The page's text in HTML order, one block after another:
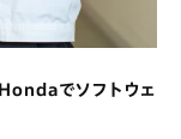
でソフトウェ